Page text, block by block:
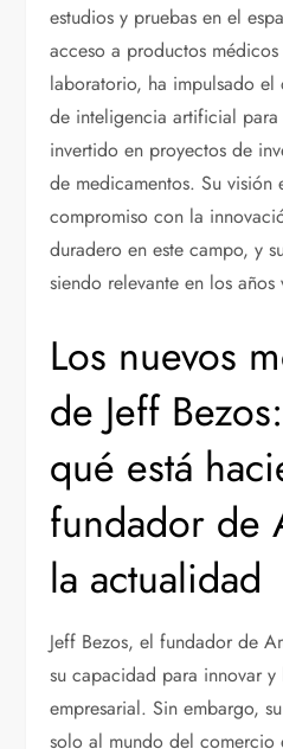
estudios y pruebas en el
acceso a productos
laboratorio, ha impulsado
de inteligencia artificial
invertido en proyectos de
de medicamentos. Su visión
compromiso con la
duradero en este campo, y
siendo relevante en los años
Los nuevos
de Jeff
qué está
fundador de
la actualidad
Jeff Bezos, el fundador de
su capacidad para innovar
empresarial. Sin embargo,
solo al mundo del comercio